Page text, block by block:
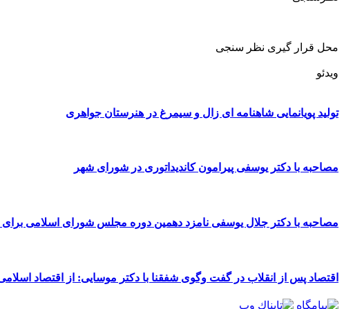
محل قرار گیری نظر سنجی
ویدئو
تولید پویانمایی شاهنامه ای زال و سیمرغ در هنرستان جواهری
مصاحبه با دکتر یوسفی پیرامون کاندیداتوری در شورای شهر
مصاحبه با دکتر جلال یوسفی نامزد دهمین دوره مجلس شورای اسلامی
اقتصاد پس از انقلاب در گفت وگوی شفقنا با دکتر موسایی: از اقتصاد